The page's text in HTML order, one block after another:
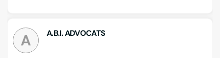
A A.B.I. ADVOCATS